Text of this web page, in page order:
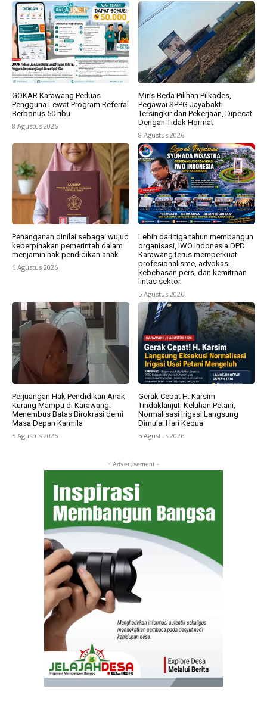
GOKAR Karawang Perluas
Pengguna Lewat Program Referral
Berbonus 50 ribu
8 Agustus 2026
Miris Beda Pilihan Pilkades,
Pegawai SPPG Jayabakti
Tersingkir dari Pekerjaan, Dipecat
Dengan Tidak Hormat
8 Agustus 2026
Penanganan dinilai sebagai wujud
keberpihakan pemerintah dalam
menjamin hak pendidikan anak
6 Agustus 2026
Lebih dari tiga tahun membangun
organisasi, IWO Indonesia DPD
Karawang terus memperkuat
profesionalisme, advokasi
kebebasan pers, dan kemitraan
lintas sektor.
5 Agustus 2026
Perjuangan Hak Pendidikan Anak
Kurang Mampu di Karawang:
Menembus Batas Birokrasi demi
Masa Depan Karmila
5 Agustus 2026
Gerak Cepat H. Karsim
Tindaklanjuti Keluhan Petani,
Normalisasi Irigasi Langsung
Dimulai Hari Kedua
5 Agustus 2026
- Advertisement -